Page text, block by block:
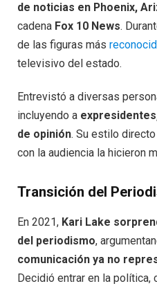
de noticias en Phoenix,
cadena Fox 10 News.
de las figuras más
televisivo del estado.
Entrevistó a diversas
incluyendo a
de opinión. Su estilo
con la audiencia la hicieron
Transición del
En 2021, Kari Lake
del periodismo,
comunicación ya no
Decidió entrar en la política,